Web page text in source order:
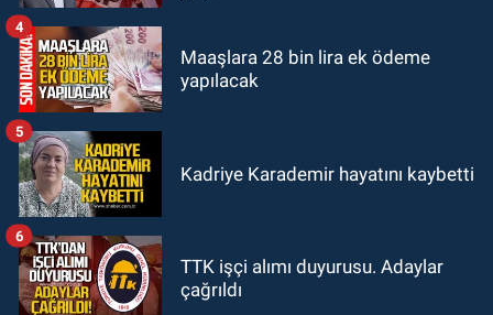
Maaşlara 28 bin lira ek ödeme
yapılacak
4
Kadriye Karademir hayatını kaybetti
5
TTK işçi alımı duyurusu. Adaylar
çağrıldı
6